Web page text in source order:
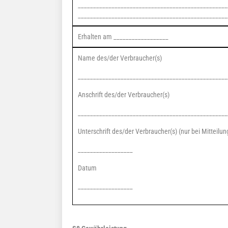
Erhalten am __________________
Name des/der Verbraucher(s)
Anschrift des/der Verbraucher(s)
Unterschrift des/der Verbraucher(s) (nur bei
Datum